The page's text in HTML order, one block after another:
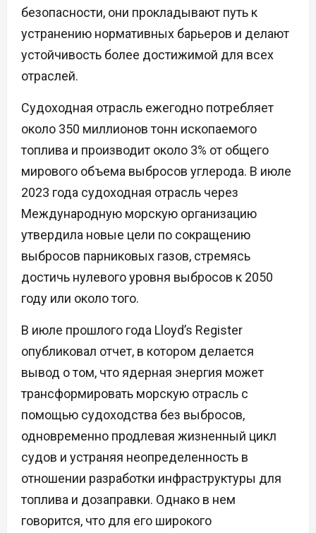
безопасности, они прокладывают путь к
устранению нормативных барьеров и делают
устойчивость более достижимой для всех
отраслей.
Судоходная отрасль ежегодно потребляет
около 350 миллионов тонн ископаемого
топлива и производит около 3% от общего
мирового объема выбросов углерода. В июле
2023 года судоходная отрасль через
Международную морскую организацию
утвердила новые цели по сокращению
выбросов парниковых газов, стремясь
достичь нулевого уровня выбросов к 2050
году или около того.
В июле прошлого года Lloyd’s Register
опубликовал отчет, в котором делается
вывод о том, что ядерная энергия может
трансформировать морскую отрасль с
помощью судоходства без выбросов,
одновременно продлевая жизненный цикл
судов и устраняя неопределенность в
отношении разработки инфраструктуры для
топлива и дозаправки. Однако в нем
говорится, что для его широкого